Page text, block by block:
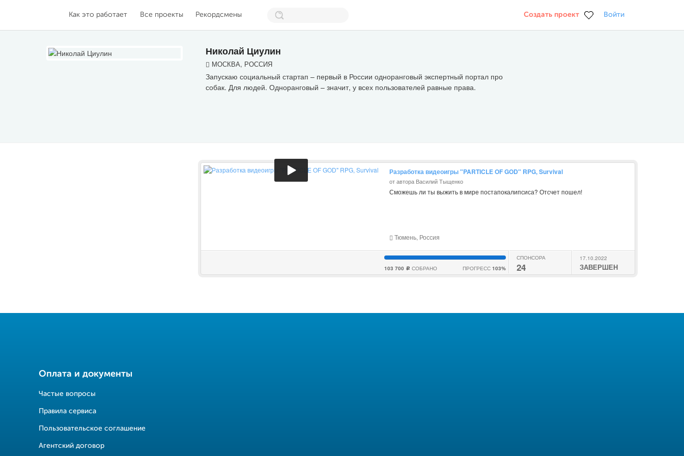
Как это работает Все проекты Рекордсмены Создать проект Войти
Николай Циулин
МОСКВА, РОССИЯ
Запускаю социальный стартап – первый в России одноранговый экспертный портал про
собак. Для людей. Одноранговый – значит, у всех пользователей равные права.
Разработка видеоигры "PARTICLE OF GOD" RPG, Survival
от автора Василий Тыщенко
Сможешь ли ты выжить в мире постапокалипсиса? Отсчет пошел!
Тюмень, Россия
103 700 c СОБРАНО ПРОГРЕСС 103%
СПОНСОРА
24
17.10.2022
ЗАВЕРШЕН
Оплата и документы
Частые вопросы
Правила сервиса
Пользовательское соглашение
Агентский договор